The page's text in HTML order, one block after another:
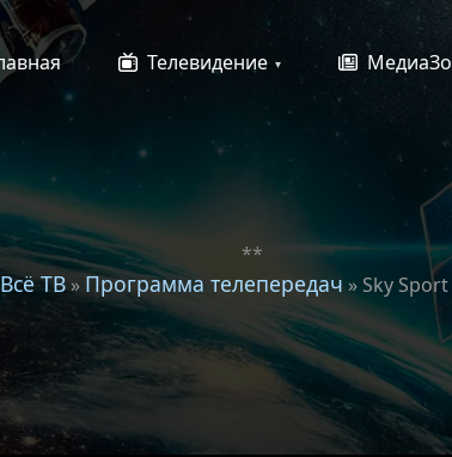
Телевидение
**
Всё ТВ» Программа телепередач » Sky